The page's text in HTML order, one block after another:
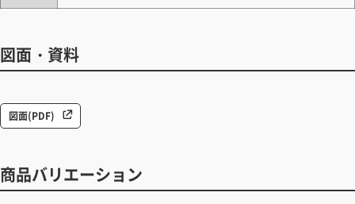
図面・資料
図面(PDF)
商品バリエーション